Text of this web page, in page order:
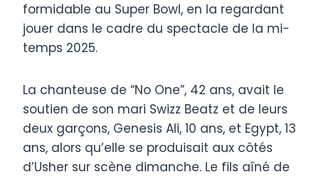
formidable au Super Bowl, en la regardant
jouer dans le cadre du spectacle de la mi-
temps 2025.
La chanteuse de “No One”, 42 ans, avait le
soutien de son mari Swizz Beatz et de leurs
deux garçons, Genesis Ali, 10 ans, et Egypt, 13
ans, alors qu’elle se produisait aux côtés
d’Usher sur scène dimanche. Le fils aîné de